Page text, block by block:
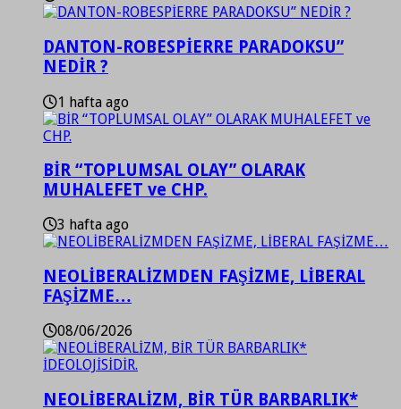
DANTON-ROBESPİERRE PARADOKSU”
NEDİR ?
1 hafta ago
BİR “TOPLUMSAL OLAY” OLARAK
MUHALEFET ve CHP.
3 hafta ago
NEOLİBERALİZMDEN FAŞİZME, LİBERAL
FAŞİZME…
08/06/2026
NEOLİBERALİZM, BİR TÜR BARBARLIK*